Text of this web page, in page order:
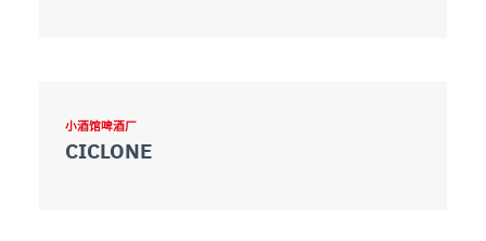
小酒馆啤酒厂
CICLONE